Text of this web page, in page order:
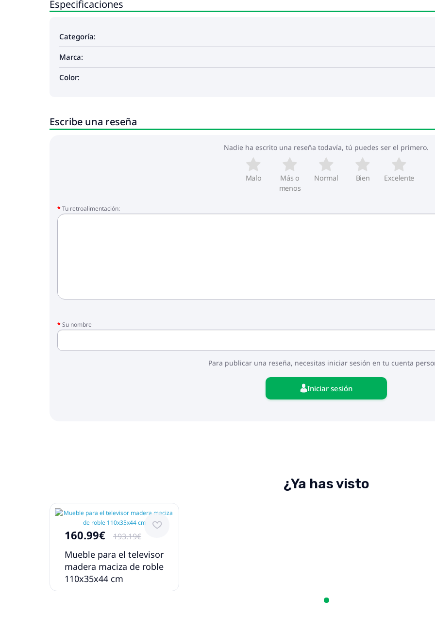
Especificaciones
Categoría:
Marca:
Color:
Escribe una reseña
Nadie ha escrito una reseña todavía, tú puedes ser el primero.
Malo
Más o
menos
Normal Bien Excelente
Tu retroalimentación:
Su nombre
Para publicar una reseña, necesitas iniciar sesión en tu cuenta
Iniciar sesión
¿Ya has visto
160.99€ 193.19€
Mueble para el televisor
madera maciza de roble
110x35x44 cm